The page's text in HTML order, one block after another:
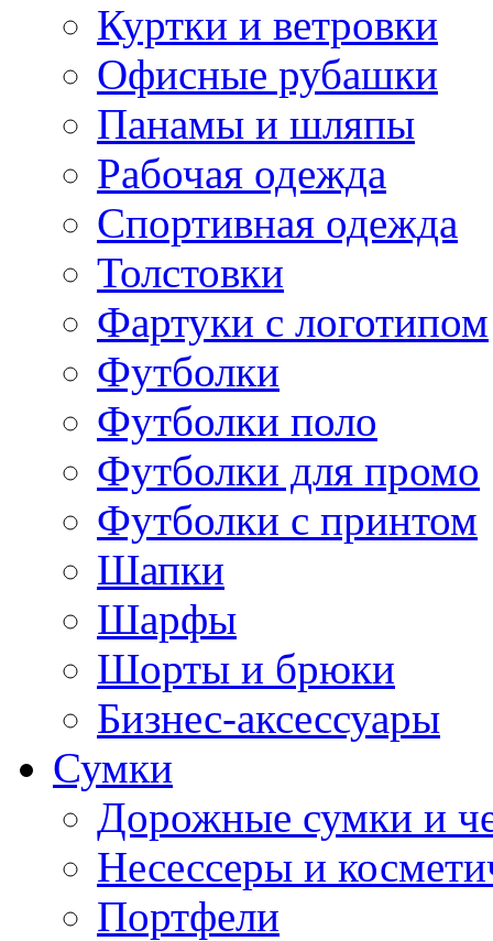
Куртки и ветровки
Офисные рубашки
Панамы и шляпы
Рабочая одежда
Спортивная одежда
Толстовки
Фартуки с логотипом
Футболки
Футболки поло
Футболки для промо
Футболки с принтом
Шапки
Шарфы
Шорты и брюки
Бизнес-аксессуары
Сумки
Дорожные сумки и
Несессеры и
Портфели